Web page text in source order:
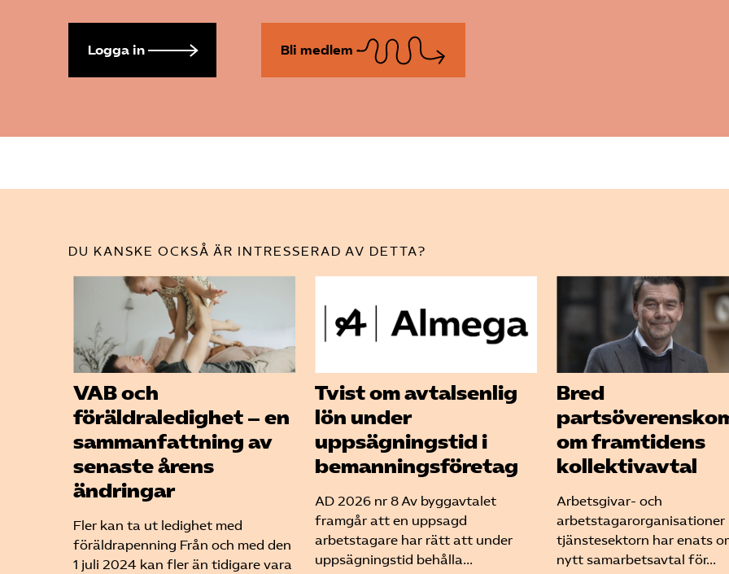
Logga in Bli medlem
DU KANSKE OCKSÅ ÄR INTRESSERAD AV DETTA?
VAB och
föräldraledighet – en
sammanfattning av
senaste årens
ändringar
Fler kan ta ut ledighet med
föräldrapenning Från och med den
1 juli 2024 kan fler än tidigare vara
Tvist om avtalsenlig
lön under
uppsägningstid i
bemanningsföretag
AD 2026 nr 8 Av byggavtalet
framgår att en uppsagd
arbetstagare har rätt att under
uppsägningstid behålla...
Bred
om framtidens
kollektivavtal
Arbetsgivar- och
arbetstagarorganisationer
tjänstesektorn har enats
nytt samarbetsavtal för...